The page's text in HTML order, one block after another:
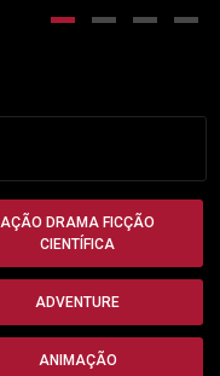
AÇÃO DRAMA FICÇÃO
CIENTÍFICA
ADVENTURE
ANIMAÇÃO